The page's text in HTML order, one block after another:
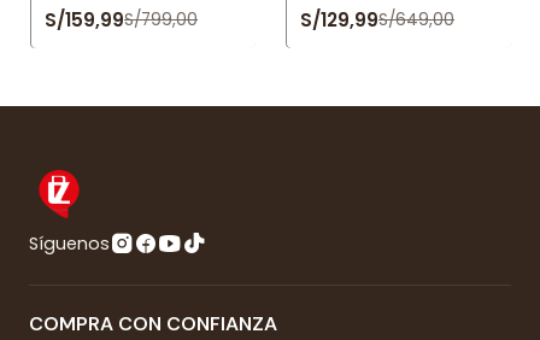
S/159,99S/799,00 S/129,99S/649,00
Síguenos
COMPRA CON CONFIANZA